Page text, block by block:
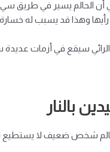
أن الحالم يسير في طريق
رأيها وهذا قد يسبب له خسارة
سيقع في أزمات عديدة
بالنار
شخص ضعيف لا يستطيع